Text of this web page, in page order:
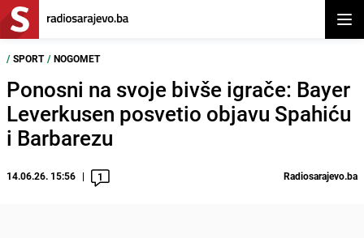
/ SPORT / NOGOMET
Ponosni na svoje bivše igrače: Bayer
Leverkusen posvetio objavu Spahiću
i Barbarezu
14.06.26. 15:56 1 Radiosarajevo.ba